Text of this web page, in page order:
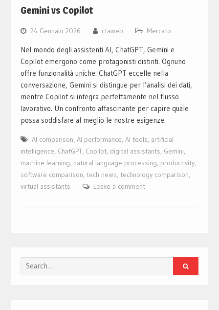
Gemini vs Copilot
24 Gennaio 2026 ctaweb Mercato
Nel mondo degli assistenti AI, ChatGPT, Gemini e
Copilot emergono come protagonisti distinti. Ognuno
offre funzionalità uniche: ChatGPT eccelle nella
conversazione, Gemini si distingue per l’analisi dei dati,
mentre Copilot si integra perfettamente nel flusso
lavorativo. Un confronto affascinante per capire quale
possa soddisfare al meglio le nostre esigenze.
AI comparison, AI performance, AI tools, artificial
intelligence, ChatGPT, Copilot, digital assistants, Gemini,
machine learning, natural language processing, productivity,
software comparison, tech news, technology comparison,
virtual assistants
Leave a comment
Search
for: